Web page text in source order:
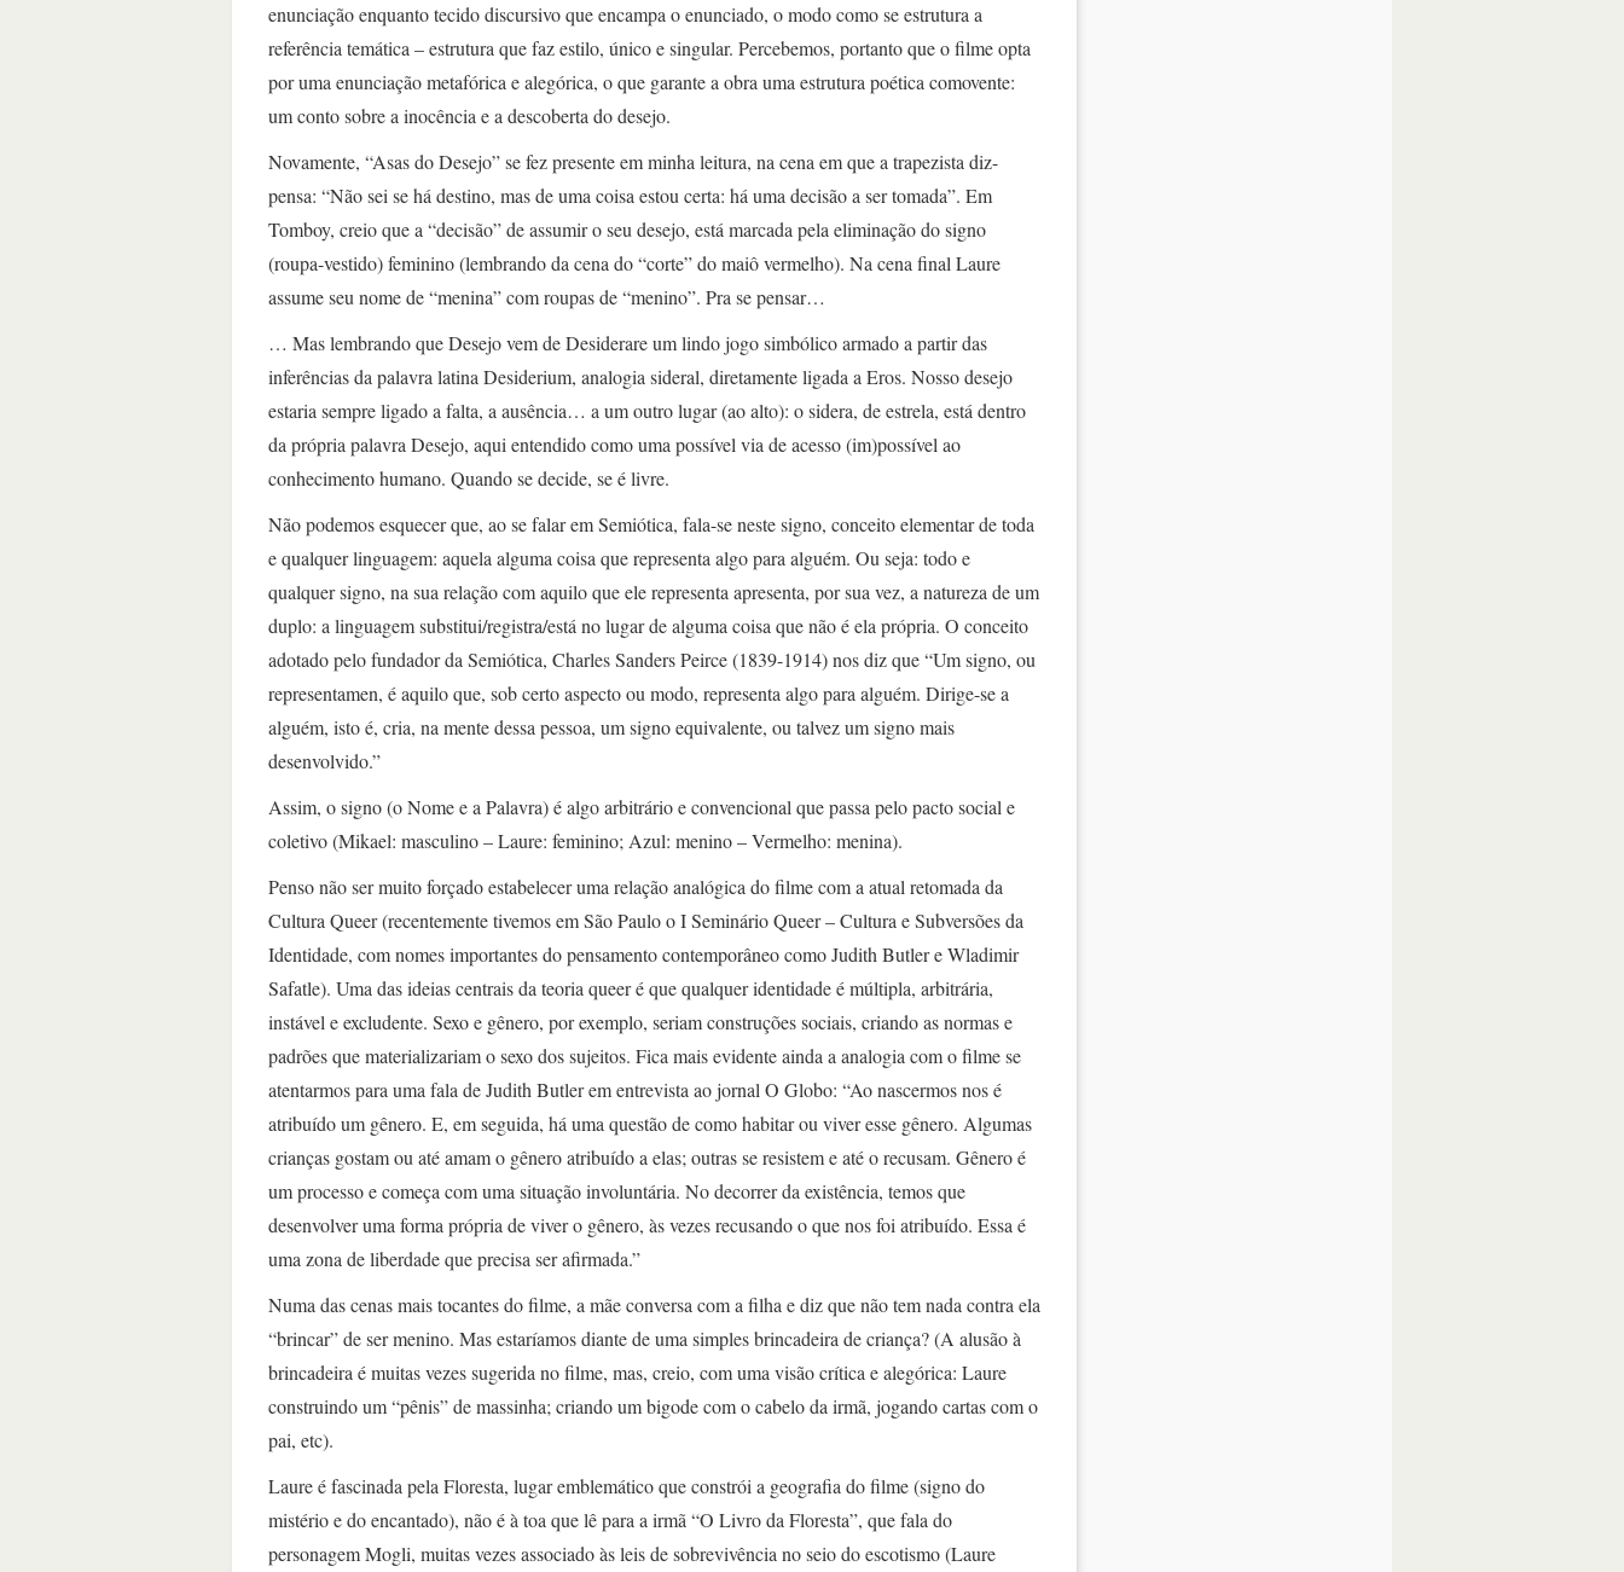
enunciação enquanto tecido discursivo que encampa o enunciado, o modo como se estrutura a
referência temática – estrutura que faz estilo, único e singular. Percebemos, portanto que o filme opta
por uma enunciação metafórica e alegórica, o que garante a obra uma estrutura poética comovente:
um conto sobre a inocência e a descoberta do desejo.
Novamente, “Asas do Desejo” se fez presente em minha leitura, na cena em que a trapezista diz-
pensa: “Não sei se há destino, mas de uma coisa estou certa: há uma decisão a ser tomada”. Em
Tomboy, creio que a “decisão” de assumir o seu desejo, está marcada pela eliminação do signo
(roupa-vestido) feminino (lembrando da cena do “corte” do maiô vermelho). Na cena final Laure
assume seu nome de “menina” com roupas de “menino”. Pra se pensar…
… Mas lembrando que Desejo vem de Desiderare um lindo jogo simbólico armado a partir das
inferências da palavra latina Desiderium, analogia sideral, diretamente ligada a Eros. Nosso desejo
estaria sempre ligado a falta, a ausência… a um outro lugar (ao alto): o sidera, de estrela, está dentro
da própria palavra Desejo, aqui entendido como uma possível via de acesso (im)possível ao
conhecimento humano. Quando se decide, se é livre.
Não podemos esquecer que, ao se falar em Semiótica, fala-se neste signo, conceito elementar de toda
e qualquer linguagem: aquela alguma coisa que representa algo para alguém. Ou seja: todo e
qualquer signo, na sua relação com aquilo que ele representa apresenta, por sua vez, a natureza de um
duplo: a linguagem substitui/registra/está no lugar de alguma coisa que não é ela própria. O conceito
adotado pelo fundador da Semiótica, Charles Sanders Peirce (1839-1914) nos diz que “Um signo, ou
representamen, é aquilo que, sob certo aspecto ou modo, representa algo para alguém. Dirige-se a
alguém, isto é, cria, na mente dessa pessoa, um signo equivalente, ou talvez um signo mais
desenvolvido.”
Assim, o signo (o Nome e a Palavra) é algo arbitrário e convencional que passa pelo pacto social e
coletivo (Mikael: masculino – Laure: feminino; Azul: menino – Vermelho: menina).
Penso não ser muito forçado estabelecer uma relação analógica do filme com a atual retomada da
Cultura Queer (recentemente tivemos em São Paulo o I Seminário Queer – Cultura e Subversões da
Identidade, com nomes importantes do pensamento contemporâneo como Judith Butler e Wladimir
Safatle). Uma das ideias centrais da teoria queer é que qualquer identidade é múltipla, arbitrária,
instável e excludente. Sexo e gênero, por exemplo, seriam construções sociais, criando as normas e
padrões que materializariam o sexo dos sujeitos. Fica mais evidente ainda a analogia com o filme se
atentarmos para uma fala de Judith Butler em entrevista ao jornal O Globo: “Ao nascermos nos é
atribuído um gênero. E, em seguida, há uma questão de como habitar ou viver esse gênero. Algumas
crianças gostam ou até amam o gênero atribuído a elas; outras se resistem e até o recusam. Gênero é
um processo e começa com uma situação involuntária. No decorrer da existência, temos que
desenvolver uma forma própria de viver o gênero, às vezes recusando o que nos foi atribuído. Essa é
uma zona de liberdade que precisa ser afirmada.”
Numa das cenas mais tocantes do filme, a mãe conversa com a filha e diz que não tem nada contra ela
“brincar” de ser menino. Mas estaríamos diante de uma simples brincadeira de criança? (A alusão à
brincadeira é muitas vezes sugerida no filme, mas, creio, com uma visão crítica e alegórica: Laure
construindo um “pênis” de massinha; criando um bigode com o cabelo da irmã, jogando cartas com o
pai, etc).
Laure é fascinada pela Floresta, lugar emblemático que constrói a geografia do filme (signo do
mistério e do encantado), não é à toa que lê para a irmã “O Livro da Floresta”, que fala do
personagem Mogli, muitas vezes associado às leis de sobrevivência no seio do escotismo (Laure